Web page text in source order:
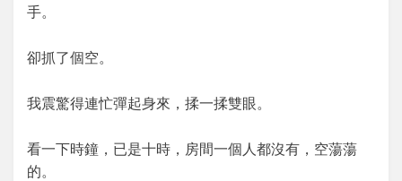
手。
卻抓了個空。
我震驚得連忙彈起身來，揉一揉雙眼。
看一下時鐘，已是十時，房間一個人都沒有，空蕩蕩
的。